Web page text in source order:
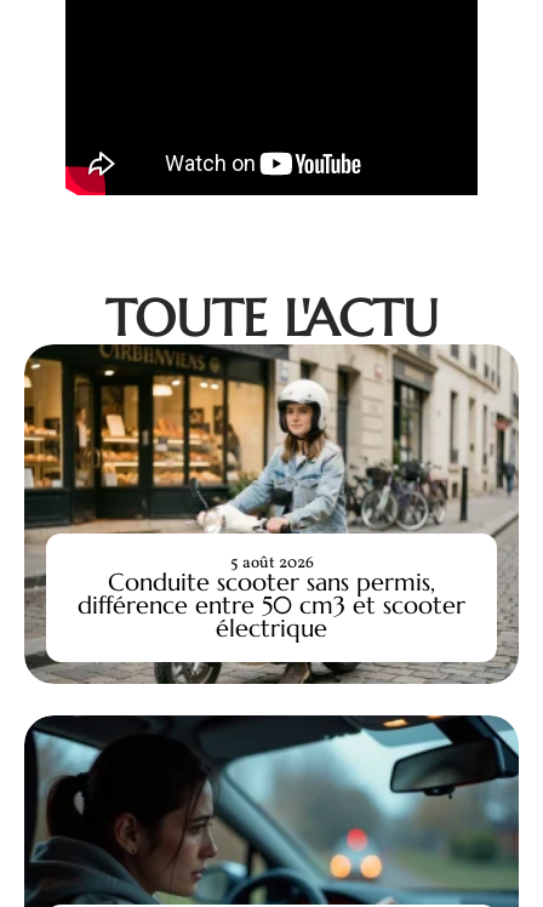
TOUTE L'ACTU
Conduite scooter sans permis,
différence entre 50 cm3 et scooter
électrique
5 août 2026